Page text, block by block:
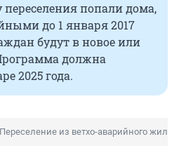
попали дома,
до 1 января 2017
будут в новое или
должна
2025 года.
Переселение из ветхо-аварийного жилья